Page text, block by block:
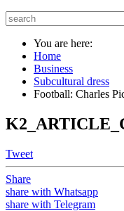
You are here:
Home
Business
Subcultural dress
Football: Charles
Tweet
Share
share with Whatsapp
share with Telegram